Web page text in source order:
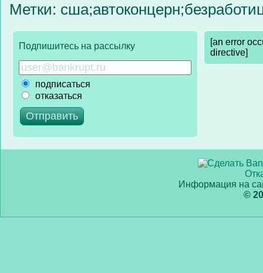
Метки:
Подпишитесь на рассылку
подписаться
отказаться
[an error
directive]
Информация на
©